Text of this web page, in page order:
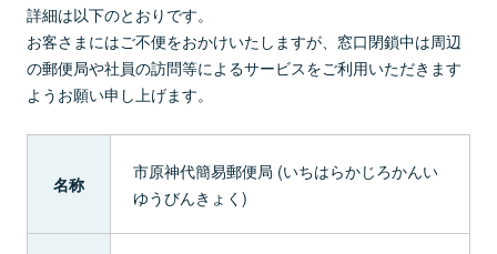
詳細は以下のとおりです。
お客さまにはご不便をおかけいたしますが、窓口閉鎖中は周辺
の郵便局や社員の訪問等によるサービスをご利用いただきます
ようお願い申し上げます。
名称
市原神代簡易郵便局 (いちはらかじろかんい
ゆうびんきょく)